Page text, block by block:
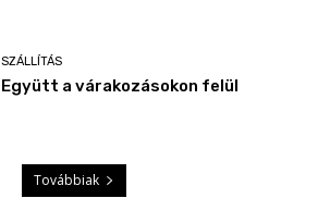
SZÁLLÍTÁS
Együtt a várakozásokon felül
Továbbiak